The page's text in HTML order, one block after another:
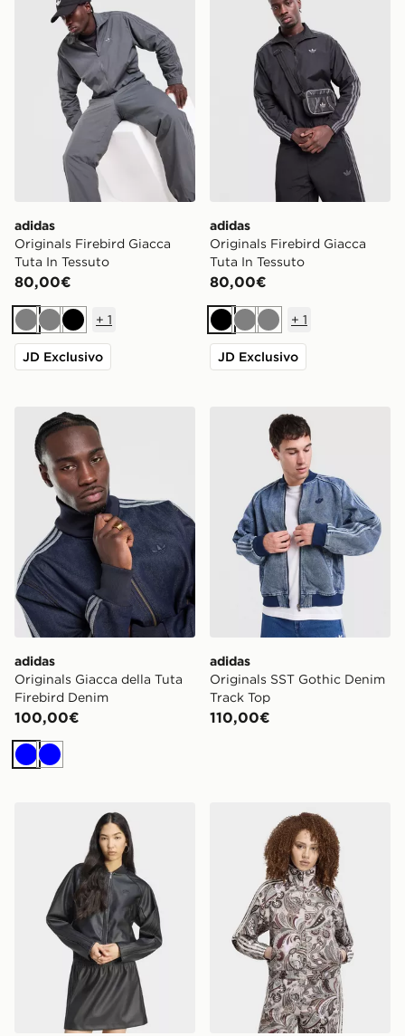
adidas
Originals Firebird Giacca
Tuta In Tessuto
80,00€
GrigioGrigioNero
+ 1
JD Exclusivo
adidas
Originals Firebird Giacca
Tuta In Tessuto
80,00€
NeroGrigioGrigio
+ 1
JD Exclusivo
adidas Originals Giacca della Tuta Firebird Denim
adidas
Originals Giacca della Tuta
Firebird Denim
100,00€
BluBlu
adidas Originals SST
adidas
Originals SST Gothic Denim
Track Top
110,00€
adidas Giacca Da Allenamento Sst In Similpelle
adidas GIACCA DA